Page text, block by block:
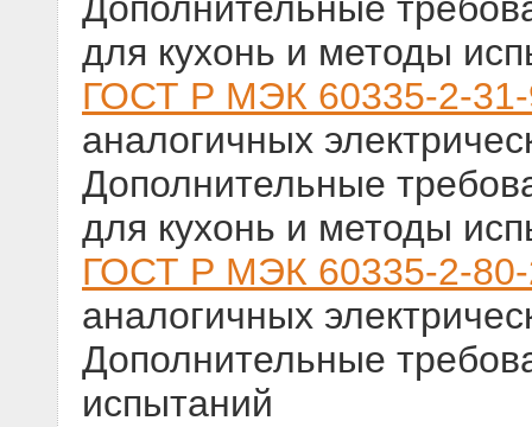
для кухонь и методы
ГОСТ Р МЭК 60335-2-
аналогичных
Дополнительные
для кухонь и методы
ГОСТ Р МЭК 60335-2-
аналогичных
Дополнительные
испытаний